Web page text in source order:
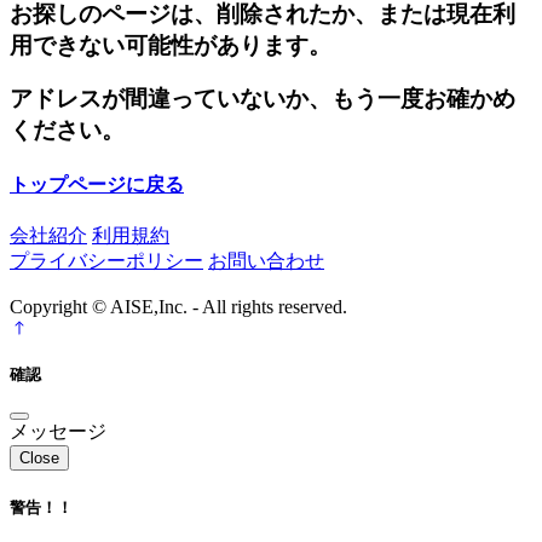
お探しのページは、削除されたか、または現在利
用できない可能性があります。
アドレスが間違っていないか、もう一度お確かめ
ください。
トップページに戻る
会社紹介 利用規約
プライバシーポリシー お問い合わせ
Copyright © AISE,Inc. - All rights reserved.
確認
メッセージ
Close
警告！！